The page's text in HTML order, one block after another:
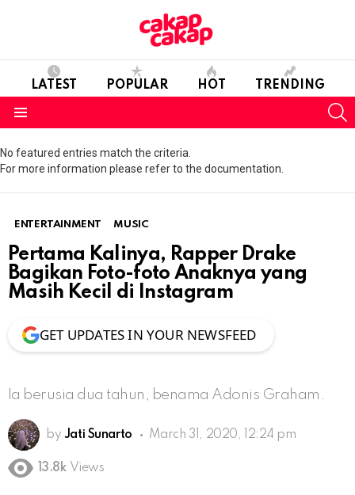
LATEST POPULAR HOT TRENDING
No featured entries match the criteria.
For more information please refer to the documentation.
ENTERTAINMENT MUSIC
Pertama Kalinya, Rapper Drake
Bagikan Foto-foto Anaknya yang
Masih Kecil di Instagram
GET UPDATES IN YOUR NEWSFEED
Ia berusia dua tahun, benama Adonis Graham.
by Jati Sunarto March 31, 2020, 12:24 pm
13.8k Views